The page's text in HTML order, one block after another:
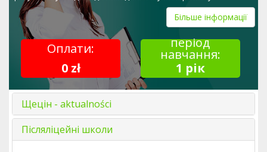
Більше інформації
Оплати:
0 zł
період
навчання:
1 рік
Щецін - aktualności
Післяліцейні школи